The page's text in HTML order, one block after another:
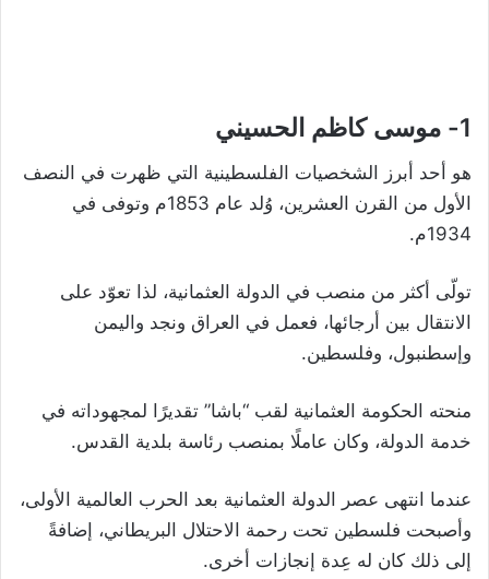
1- موسى كاظم الحسيني
هو أحد أبرز الشخصيات الفلسطينية التي ظهرت في النصف
الأول من القرن العشرين، وُلد عام 1853م وتوفى في
1934م.
تولّى أكثر من منصب في الدولة العثمانية، لذا تعوّد على
الانتقال بين أرجائها، فعمل في العراق ونجد واليمن
وإسطنبول، وفلسطين.
منحته الحكومة العثمانية لقب “باشا” تقديرًا لمجهوداته في
خدمة الدولة، وكان عاملًا بمنصب رئاسة بلدية القدس.
عندما انتهى عصر الدولة العثمانية بعد الحرب العالمية الأولى،
وأصبحت فلسطين تحت رحمة الاحتلال البريطاني، إضافةً
إلى ذلك كان له عِدة إنجازات أخرى.